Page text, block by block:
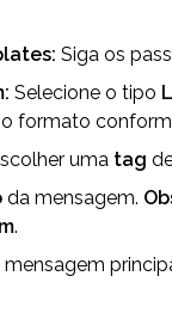
Siga os
Selecione o tipo
formato
uma tag
da mensagem.
.
mensagem